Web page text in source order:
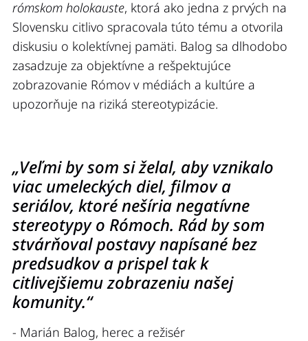
rómskom holokauste, ktorá ako jedna z prvých na
Slovensku citlivo spracovala túto tému a otvorila
diskusiu o kolektívnej pamäti. Balog sa dlhodobo
zasadzuje za objektívne a rešpektujúce
zobrazovanie Rómov v médiách a kultúre a
upozorňuje na riziká stereotypizácie.
„Veľmi by som si želal, aby vznikalo
viac umeleckých diel, filmov a
seriálov, ktoré nešíria negatívne
stereotypy o Rómoch. Rád by som
stvárňoval postavy napísané bez
predsudkov a prispel tak k
citlivejšiemu zobrazeniu našej
komunity.“
- Marián Balog, herec a režisér